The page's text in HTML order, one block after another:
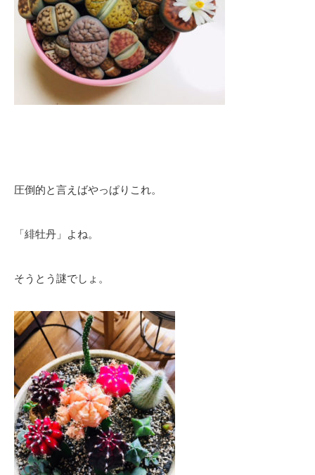
圧倒的と言えばやっぱりこれ。
「緋牡丹」よね。
そうとう謎でしょ。